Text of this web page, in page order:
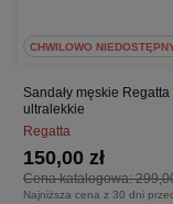
CHWILOWO
Sandały męskie
ultralekkie
Regatta
Cena katalogowa:
150,00 zł
Najniższa cena z 30 dni